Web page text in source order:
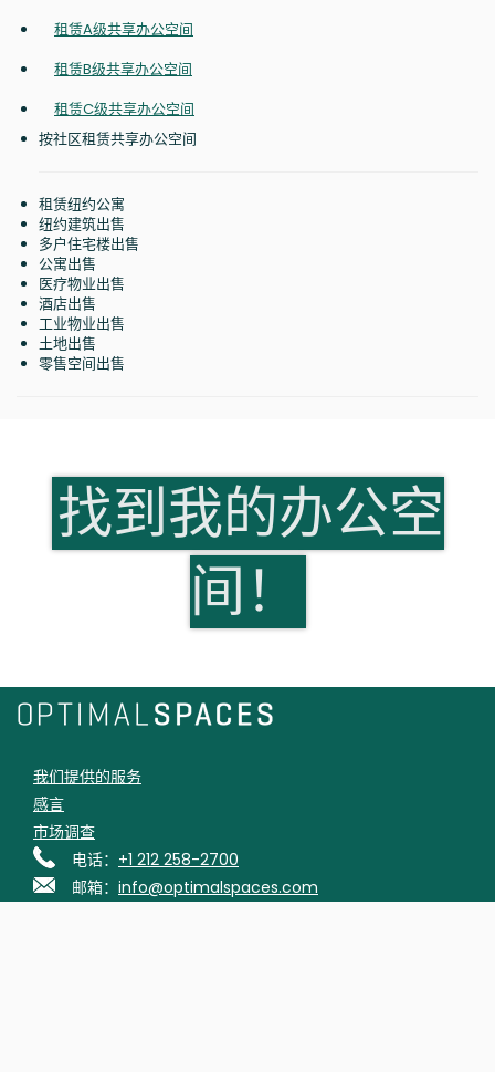
租赁A级共享办公空间
租赁B级共享办公空间
租赁C级共享办公空间
按社区租赁共享办公空间
租赁纽约公寓
纽约建筑出售
多户住宅楼出售
公寓出售
医疗物业出售
酒店出售
工业物业出售
土地出售
零售空间出售
找到我的办公空
间！
我们提供的服务
感言
市场调查
电话： +1 212 258-2700
邮箱： info@optimalspaces.com